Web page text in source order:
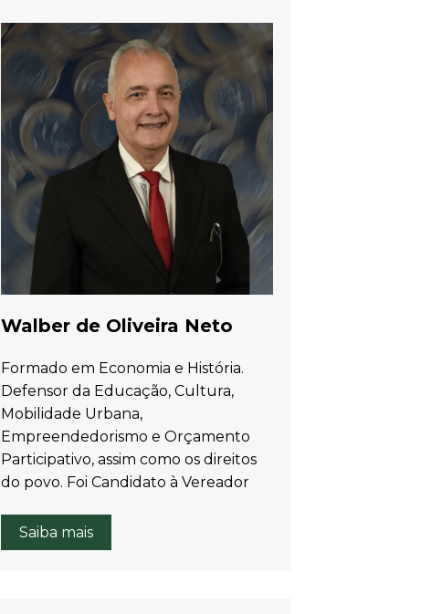
Walber de Oliveira Neto
Formado em Economia e História.
Defensor da Educação, Cultura,
Mobilidade Urbana,
Empreendedorismo e Orçamento
Participativo, assim como os direitos
do povo. Foi Candidato à Vereador
Saiba mais